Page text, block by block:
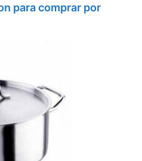
para comprar por